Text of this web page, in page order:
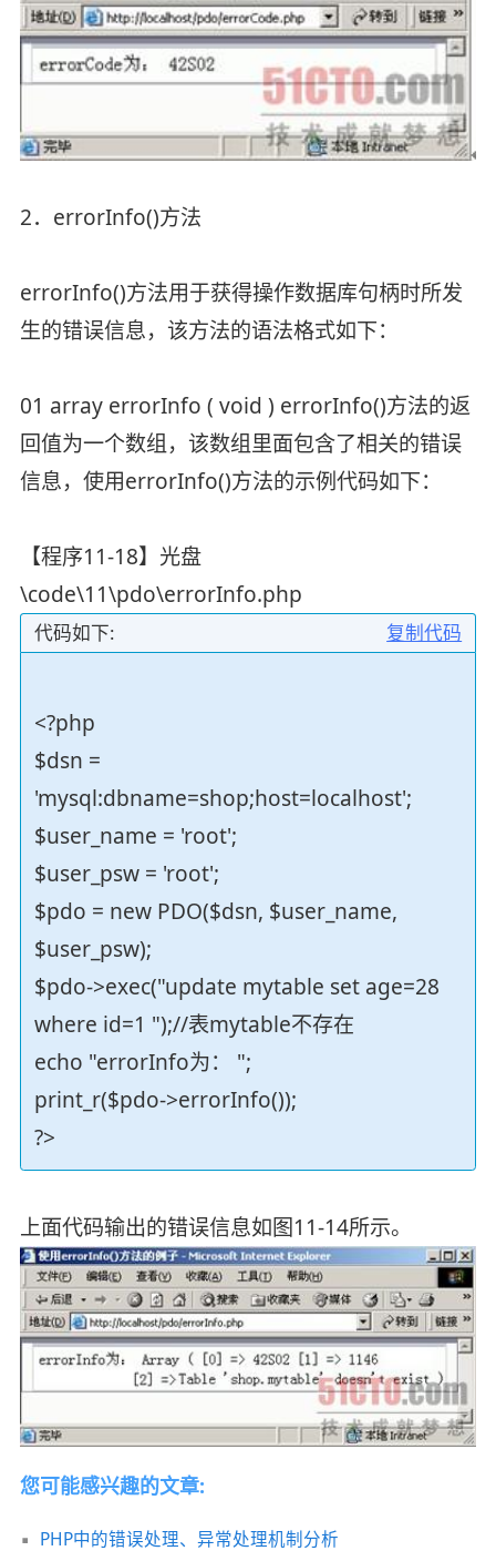
2．errorInfo()方法
errorInfo()方法用于获得操作数据库句柄时所发
生的错误信息，该方法的语法格式如下：
01 array errorInfo ( void ) errorInfo()方法的返
回值为一个数组，该数组里面包含了相关的错误
信息，使用errorInfo()方法的示例代码如下：
【程序11-18】光盘
\code\11\pdo\errorInfo.php
复制代码
代码如下:
<?php
$dsn =
'mysql:dbname=shop;host=localhost';
$user_name = 'root';
$user_psw = 'root';
$pdo = new PDO($dsn, $user_name,
$user_psw);
$pdo->exec("update mytable set age=28
where id=1 ");//表mytable不存在
echo "errorInfo为： ";
print_r($pdo->errorInfo());
?>
上面代码输出的错误信息如图11-14所示。
您可能感兴趣的文章:
PHP中的错误处理、异常处理机制分析